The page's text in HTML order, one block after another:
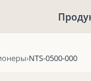
NTS-0500-000